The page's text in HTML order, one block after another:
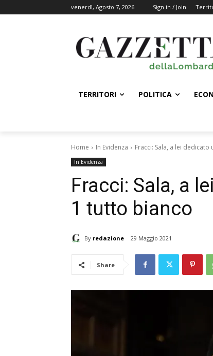
venerdì, Agosto 7, 2026 Sign in / Join
TERRITORI POLITICA
Home In Evidenza Fracci: Sala, a lei
In Evidenza
Fracci: Sala, a
1 tutto bianco
By redazione 29 Maggio 2021
Share